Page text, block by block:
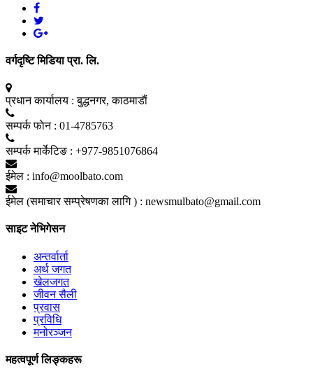
वर्गदृष्टि मिडिया प्रा. लि.
प्रधान कार्यालय : बुद्धनगर, काठमाडाैं
सम्पर्क फाेन : 01-4785763
सम्पर्क मार्केटिङ : +977-9851076864
ईमेल : info@moolbato.com
ईमेल (समाचार सम्प्रेषणका लागि ) : newsmulbato@gmail.com
साइट नेभिगेसन
अन्तर्वार्ता
अर्थ जगत
खेलजगत
जीवन सैली
प्रवास
प्रविधि
मनोरञ्जन
महत्वपूर्ण लिङ्कहरू